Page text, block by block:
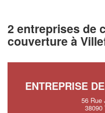
2 entreprises de
couverture à
ENTREPRISE
56 Rue
38090
vos